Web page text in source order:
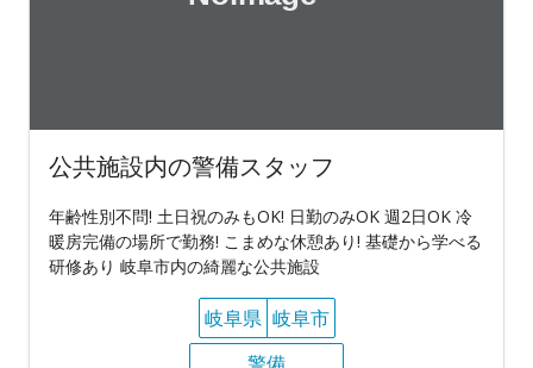
公共施設内の警備スタッフ
年齢性別不問! 土日祝のみもOK! 日勤のみOK 週2日OK 冷
暖房完備の場所で勤務! こまめな休憩あり! 基礎から学べる
研修あり 岐阜市内の綺麗な公共施設
岐阜県 岐阜市